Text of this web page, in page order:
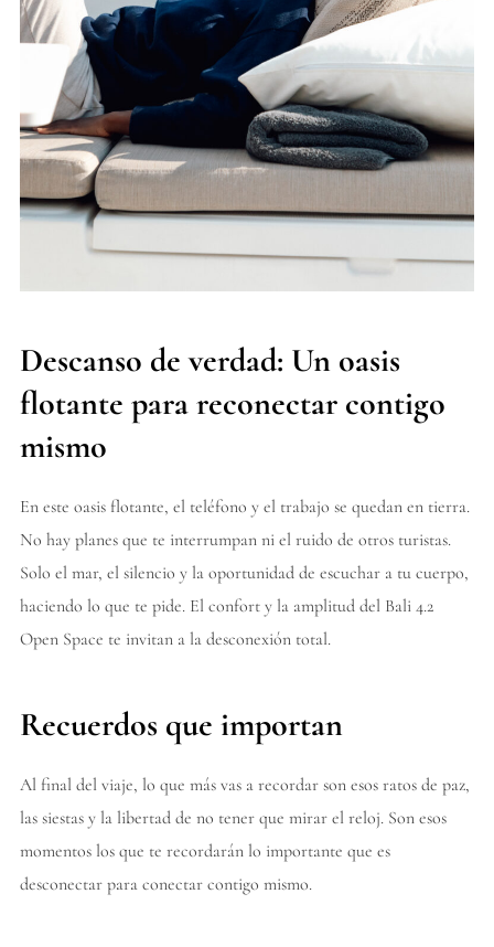
Descanso de verdad: Un oasis
flotante para reconectar contigo
mismo
En este oasis flotante, el teléfono y el trabajo se quedan en tierra.
No hay planes que te interrumpan ni el ruido de otros turistas.
Solo el mar, el silencio y la oportunidad de escuchar a tu cuerpo,
haciendo lo que te pide. El confort y la amplitud del Bali 4.2
Open Space te invitan a la desconexión total.
Recuerdos que importan
Al final del viaje, lo que más vas a recordar son esos ratos de paz,
las siestas y la libertad de no tener que mirar el reloj. Son esos
momentos los que te recordarán lo importante que es
desconectar para conectar contigo mismo.